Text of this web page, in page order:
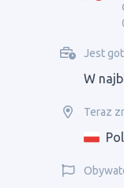
Jest
W
Teraz